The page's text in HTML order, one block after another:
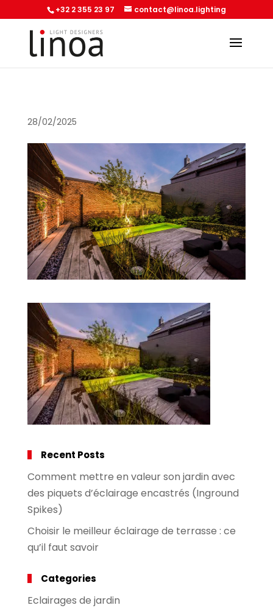
+32 2 355 23 97 contact@linoa.lighting
28/02/2025
Recent Posts
Comment mettre en valeur son jardin avec
des piquets d’éclairage encastrés (Inground
Spikes)
Choisir le meilleur éclairage de terrasse : ce
qu’il faut savoir
Categories
Eclairages de jardin